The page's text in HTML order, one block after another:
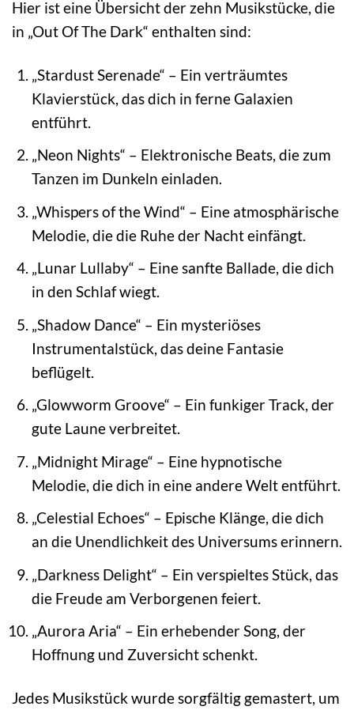
Hier ist eine Übersicht der zehn Musikstücke, die
in „Out Of The Dark“ enthalten sind:
„Stardust Serenade“ – Ein verträumtes
Klavierstück, das dich in ferne Galaxien
entführt.
„Neon Nights“ – Elektronische Beats, die zum
Tanzen im Dunkeln einladen.
„Whispers of the Wind“ – Eine atmosphärische
Melodie, die die Ruhe der Nacht einfängt.
„Lunar Lullaby“ – Eine sanfte Ballade, die dich
in den Schlaf wiegt.
„Shadow Dance“ – Ein mysteriöses
Instrumentalstück, das deine Fantasie
beflügelt.
„Glowworm Groove“ – Ein funkiger Track, der
gute Laune verbreitet.
„Midnight Mirage“ – Eine hypnotische
Melodie, die dich in eine andere Welt entführt.
„Celestial Echoes“ – Epische Klänge, die dich
an die Unendlichkeit des Universums erinnern.
„Darkness Delight“ – Ein verspieltes Stück, das
die Freude am Verborgenen feiert.
„Aurora Aria“ – Ein erhebender Song, der
Hoffnung und Zuversicht schenkt.
Jedes Musikstück wurde sorgfältig gemastert, um